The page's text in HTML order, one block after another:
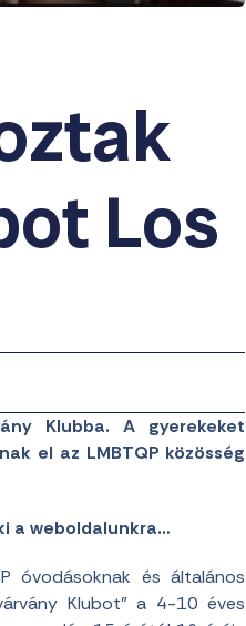
Los
Klubba. A gyerekeket
el az LMBTQP közösség
a weboldalunkra…
óvodásoknak és általános
Klubot” a 4-10 éves